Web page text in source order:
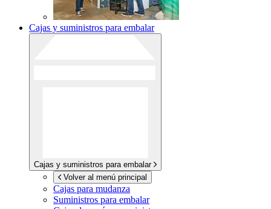
Cajas y suministros para embalar
Cajas y suministros para embalar
Volver al menú principal
Cajas para mudanza
Suministros para embalar